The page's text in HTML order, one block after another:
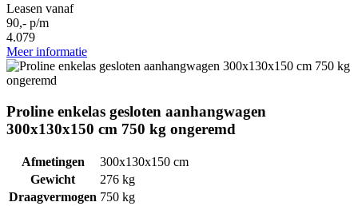
Leasen vanaf
90,- p/m
4.079
Meer informatie
Proline enkelas gesloten aanhangwagen
300x130x150 cm 750 kg ongeremd
Afmetingen
300x130x150 cm
Gewicht
276 kg
Draagvermogen 750 kg